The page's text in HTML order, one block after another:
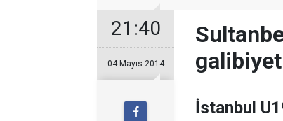
21:40
04 Mayıs 2014
galibiyet
İstanbul